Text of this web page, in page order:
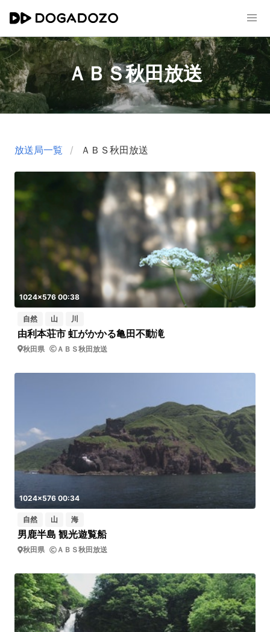
ＡＢＳ秋田放送
放送局一覧 ＡＢＳ秋田放送
1024x576 00:38
自然 山 川
由利本荘市 虹がかかる亀田不動滝
秋田県 ＡＢＳ秋田放送
1024x576 00:34
自然 山 海
男鹿半島 観光遊覧船
秋田県 ＡＢＳ秋田放送